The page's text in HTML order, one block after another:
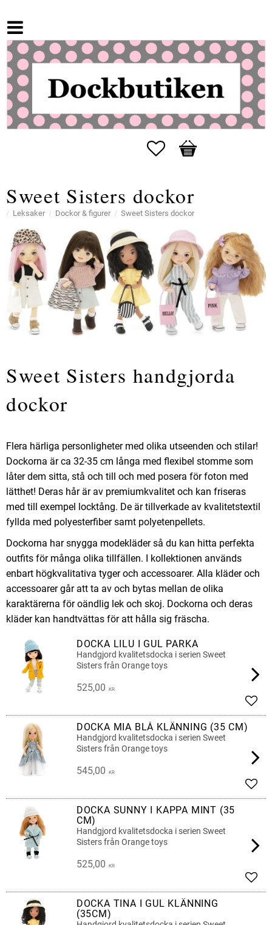
Favorites
Basket
Sweet Sisters dockor
Leksaker Dockor & figurer Sweet Sisters dockor
Sweet Sisters handgjorda
dockor
Flera härliga personligheter med olika utseenden och stilar!
Dockorna är ca 32-35 cm långa med flexibel stomme som
låter dem sitta, stå och till och med posera för foton med
lätthet! Deras hår är av premiumkvalitet och kan friseras
med till exempel locktång. De är tillverkade av kvalitetstextil
fyllda med polyesterfiber samt polyetenpellets.
Dockorna har snygga modekläder så du kan hitta perfekta
outfits för många olika tillfällen. I kollektionen används
enbart högkvalitativa tyger och accessoarer. Alla kläder och
accessoarer går att ta av och bytas mellan de olika
karaktärerna för oändlig lek och skoj. Dockorna och deras
kläder kan handtvättas för att hålla sig fräscha.
DOCKA LILU I GUL PARKA
Handgjord kvalitetsdocka i serien Sweet
Sisters från Orange toys
525,00 KR
Add
DOCKA MIA BLÅ KLÄNNING (35 CM)
Handgjord kvalitetsdocka i serien Sweet
Sisters från Orange toys
545,00 KR
Add
DOCKA SUNNY I KAPPA MINT (35
CM)
Handgjord kvalitetsdocka i serien Sweet
Sisters från Orange toys
525,00 KR
Add
DOCKA TINA I GUL KLÄNNING
(35CM)